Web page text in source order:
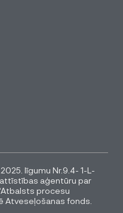
līgumu Nr.9.4- 1-L-
aģentūru par
procesu
Atveseļošanas fonds.